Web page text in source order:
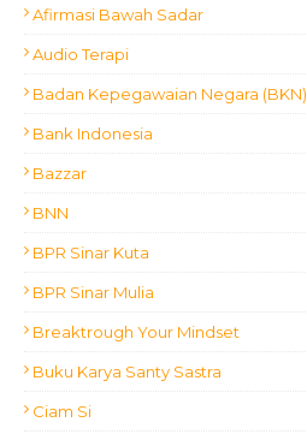
Afirmasi Bawah Sadar
Audio Terapi
Badan Kepegawaian Negara (BKN)
Bank Indonesia
Bazzar
BNN
BPR Sinar Kuta
BPR Sinar Mulia
Breaktrough Your Mindset
Buku Karya Santy Sastra
Ciam Si